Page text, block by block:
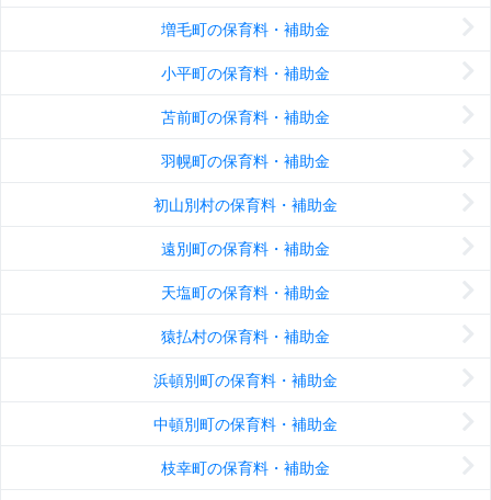
増毛町の保育料・補助金
小平町の保育料・補助金
苫前町の保育料・補助金
羽幌町の保育料・補助金
初山別村の保育料・補助金
遠別町の保育料・補助金
天塩町の保育料・補助金
猿払村の保育料・補助金
浜頓別町の保育料・補助金
中頓別町の保育料・補助金
枝幸町の保育料・補助金